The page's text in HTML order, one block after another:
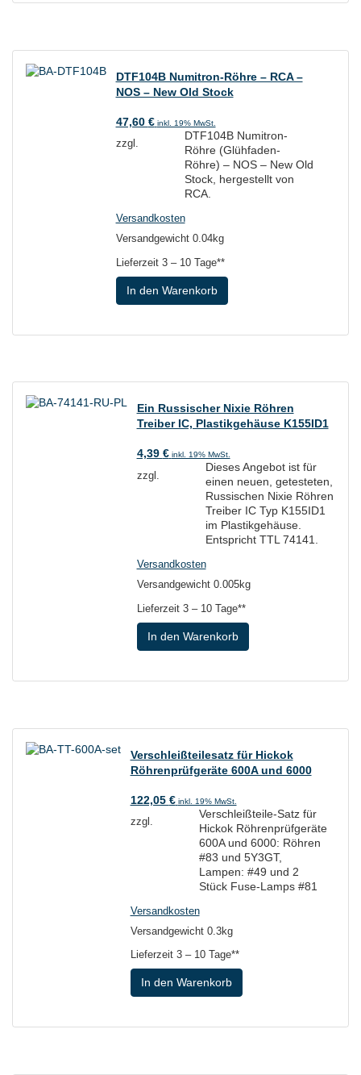
DTF104B Numitron-Röhre – RCA –
NOS – New Old Stock
47,60 € inkl. 19% MwSt.
DTF104B Numitron-
Röhre (Glühfaden-
Röhre) – NOS – New Old
Stock, hergestellt von
RCA.
zzgl.
Versandkosten
Versandgewicht 0.04kg
Lieferzeit 3 – 10 Tage**
In den Warenkorb
Ein Russischer Nixie Röhren
Treiber IC, Plastikgehäuse K155ID1
4,39 € inkl. 19% MwSt.
Dieses Angebot ist für
einen neuen, getesteten,
Russischen Nixie Röhren
Treiber IC Typ K155ID1
im Plastikgehäuse.
Entspricht TTL 74141.
zzgl.
Versandkosten
Versandgewicht 0.005kg
Lieferzeit 3 – 10 Tage**
In den Warenkorb
Verschleißteilesatz für Hickok
Röhrenprüfgeräte 600A und 6000
122,05 € inkl. 19% MwSt.
Verschleißteile-Satz für
Hickok Röhrenprüfgeräte
600A und 6000: Röhren
#83 und 5Y3GT,
Lampen: #49 und 2
Stück Fuse-Lamps #81
zzgl.
Versandkosten
Versandgewicht 0.3kg
Lieferzeit 3 – 10 Tage**
In den Warenkorb